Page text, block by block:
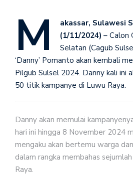
M
akassar, Sulawesi
(1/11/2024) – Calon
Selatan (Cagub
‘Danny’ Pomanto akan kembali
Pilgub Sulsel 2024. Danny kali ini
50 titik kampanye di Luwu Raya.
Danny akan memulai
hari ini hingga 8 November 2024
mengaku akan bertemu warga
dalam rangka membahas
Raya.